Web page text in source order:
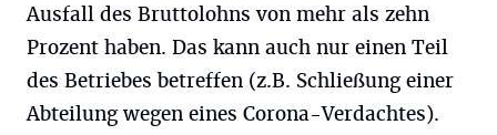
Ausfall des Bruttolohns von mehr als zehn
Prozent haben. Das kann auch nur einen Teil
des Betriebes betreffen (z.B. Schließung einer
Abteilung wegen eines Corona-Verdachtes).